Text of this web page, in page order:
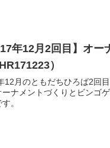
年12月2回目】オ
）
12月のともだちひろば2回
ーナメントづくりとビンゴ
。